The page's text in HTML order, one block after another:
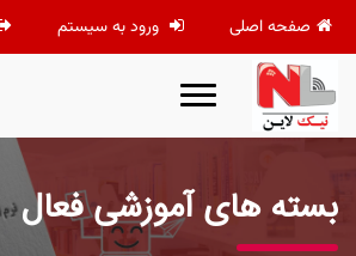
صفحه اصلی ورود به سیستم
بسته های آموزشی فعال